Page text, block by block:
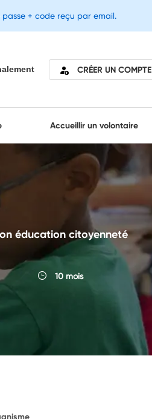
CRÉER UN COMPTE
Accueillir un volontaire
éducation citoyenneté
10 mois
+ code reçu par email.